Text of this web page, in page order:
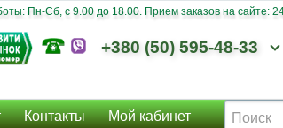
Пн-Сб, c 9.00 до 18.00. Прием заказов на сайте:
+380 (50) 595-48-33
Контакты Мой кабинет